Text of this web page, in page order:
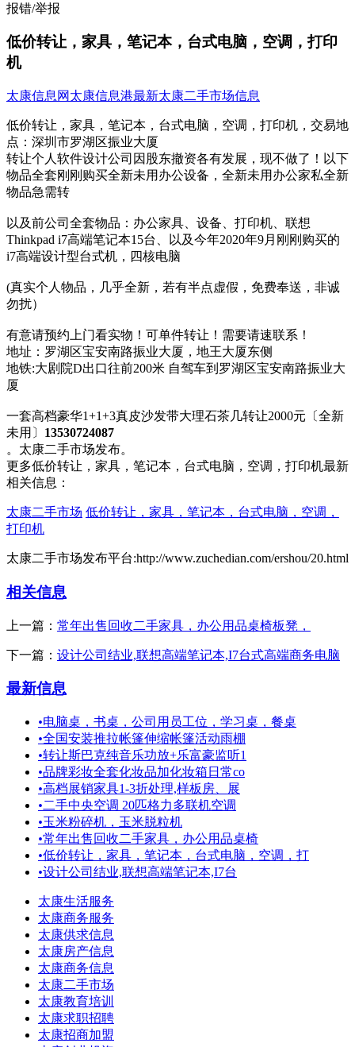
报错/举报
低价转让，家具，笔记本，台式电脑，空调，打印
机
太康信息网 太康信息港最新太康二手市场信息
低价转让，家具，笔记本，台式电脑，空调，打印机， 交易地
点： 深圳市罗湖区振业大厦
转让个人软件设计公司因股东撤资各有发展，现不做了！​‌‌‌‌以下
物品全套刚刚购买全新未用办公设备，全新未用办公家私全新
物品急需转
以及前公司全套物品：办公家具、设备、打印机、联想
Thinkpad i7高端笔记本15台、以及今年2020年9月刚刚购买的
i7高端设计型台式机，四核电脑
(真实个人物品，几乎全新，若有半点虚假，免费奉送，非诚
勿扰）
有意请预约上门看实物！可单件转让！需要请速联系！
地址：罗湖区宝安南路振业大厦，地王大厦东侧
地铁:大剧院D出口往前200米 自驾车到罗湖区宝安南路振业大
厦
一套高档豪华1+1+3真皮沙发带大理石茶几转让2000元〔全新
未用〕 13530724087
。太康二手市场发布。
更多低价转让，家具，笔记本，台式电脑，空调，打印机最新
相关信息：
太康二手市场 低价转让，家具，笔记本，台式电脑，空调，
打印机
太康二手市场发布平台:http://www.zuchedian.com/ershou/20.html
相关信息
上一篇： 常年出售回收二手家具，办公用品桌椅板凳，
下一篇： 设计公司结业,联想高端笔记本,I7台式高端商务电脑
最新信息
•电脑桌，书桌，公司用员工位，学习桌，餐桌
•全国安装推拉帐篷伸缩帐篷活动雨棚
•转让斯巴克纯音乐功放+乐富豪监听1
•品牌彩妆全套化妆品加化妆箱日常co
•高档展销家具1-3折处理,样板房、展
•二手中央空调 20匹格力多联机空调
•玉米粉碎机，玉米脱粒机
•常年出售回收二手家具，办公用品桌椅
•低价转让，家具，笔记本，台式电脑，空调，打
•设计公司结业,联想高端笔记本,I7台
太康生活服务
太康商务服务
太康供求信息
太康房产信息
太康商务信息
太康二手市场
太康教育培训
太康求职招聘
太康招商加盟